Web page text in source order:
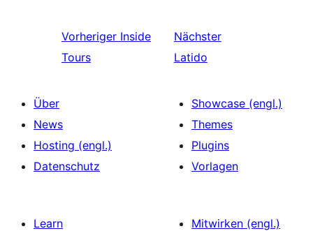
Vorheriger Inside
Tours
Nächster
Latido
Über
News
Hosting (engl.)
Datenschutz
Showcase (engl.)
Themes
Plugins
Vorlagen
Learn
Mitwirken (engl.)